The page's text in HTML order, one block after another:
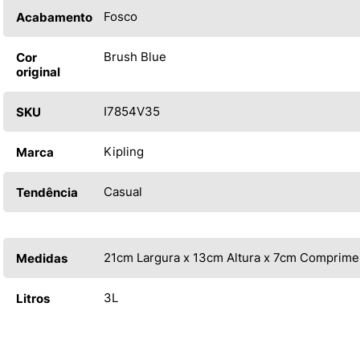
Acabamento Fosco
Cor
original
Brush Blue
SKU I7854V35
Marca Kipling
Tendência Casual
Medidas 21cm Largura x 13cm Altura x 7cm
Litros 3L